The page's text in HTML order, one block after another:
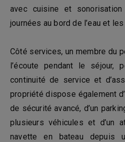
avec cuisine et
journées au bord de l’eau et les
Côté services, un membre du
l’écoute pendant le séjour,
continuité de service et
propriété dispose également
de sécurité avancé, d’un
plusieurs véhicules et d’un
navette en bateau depuis